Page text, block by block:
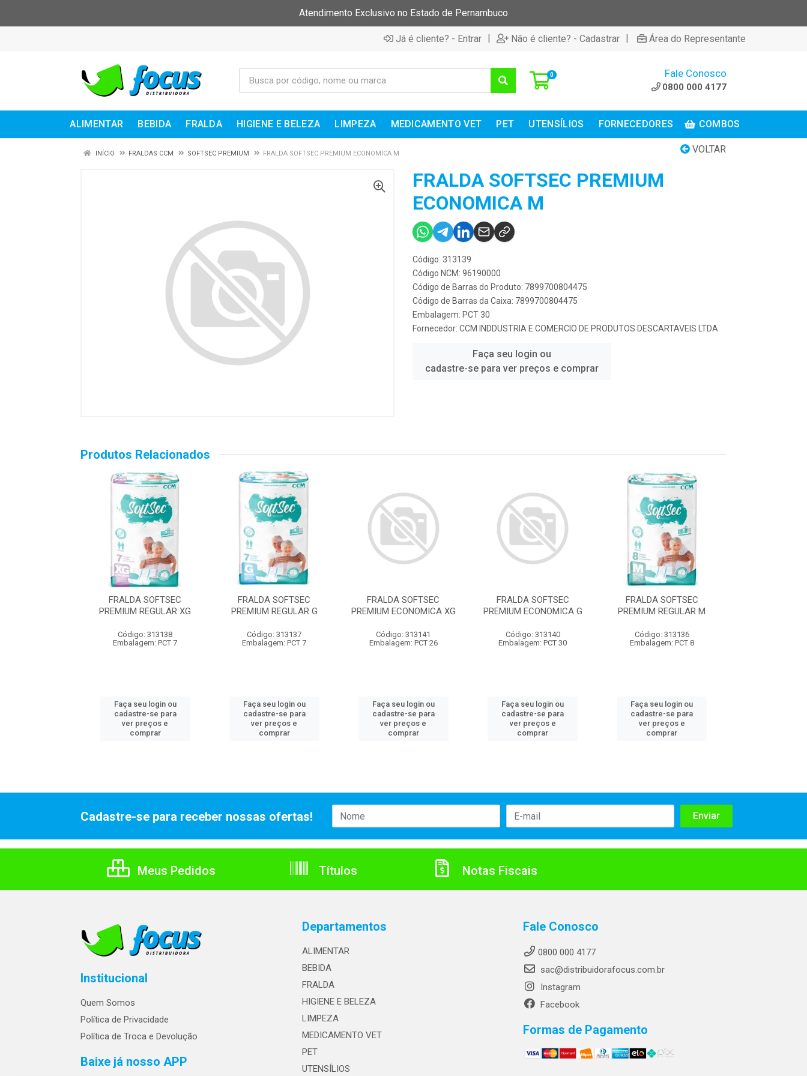
Atendimento Exclusivo no Estado de Pernambuco
Já é cliente? - Entrar | Não é cliente? - Cadastrar | Área do Representante
0 Fale Conosco
0800 000 4177
ALIMENTAR BEBIDA FRALDA HIGIENE E BELEZA LIMPEZA MEDICAMENTO VET PET UTENSÍLIOS FORNECEDORES COMBOS
VOLTAR
INÍCIO FRALDAS CCM SOFTSEC PREMIUM FRALDA SOFTSEC PREMIUM ECONOMICA M
FRALDA SOFTSEC PREMIUM
ECONOMICA M
Código: 313139
Código NCM: 96190000
Código de Barras do Produto: 7899700804475
Código de Barras da Caixa: 7899700804475
Embalagem: PCT 30
Fornecedor: CCM INDDUSTRIA E COMERCIO DE PRODUTOS DESCARTAVEIS LTDA
Faça seu login ou
cadastre-se para ver preços e comprar
Produtos Relacionados
FRALDA SOFTSEC
PREMIUM REGULAR XG
Código: 313138
Embalagem: PCT 7
Faça seu login ou
cadastre-se para
ver preços e
comprar
FRALDA SOFTSEC
PREMIUM REGULAR G
Código: 313137
Embalagem: PCT 7
Faça seu login ou
cadastre-se para
ver preços e
comprar
FRALDA SOFTSEC
PREMIUM ECONOMICA XG
Código: 313141
Embalagem: PCT 26
Faça seu login ou
cadastre-se para
ver preços e
comprar
FRALDA SOFTSEC
PREMIUM ECONOMICA G
Código: 313140
Embalagem: PCT 30
Faça seu login ou
cadastre-se para
ver preços e
comprar
FRALDA SOFTSEC
PREMIUM REGULAR M
Código: 313136
Embalagem: PCT 8
Faça seu login ou
cadastre-se para
ver preços e
comprar
Cadastre-se para receber nossas ofertas!
Meus Pedidos Títulos Notas Fiscais
Institucional
Quem Somos
Política de Privacidade
Política de Troca e Devolução
Baixe já nosso APP
Departamentos
ALIMENTAR
BEBIDA
FRALDA
HIGIENE E BELEZA
LIMPEZA
MEDICAMENTO VET
PET
UTENSÍLIOS
Fale Conosco
0800 000 4177
sac@distribuidorafocus.com.br
Instagram
Facebook
Formas de Pagamento